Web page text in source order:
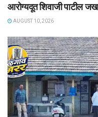
आरोग्यदूत शिवाजी पाटील
AUGUST 10, 2026